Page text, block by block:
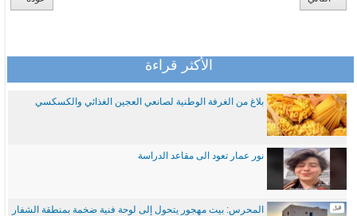
الأكثر قراءة
بلاغ من الغرفة الوطنية لصانعي العجين الغذائي والكسكسي
نور عمار تعود الى مقاعد الدراسة
المحرس: بيت مهجور يتحول إلى لوحة فنية ضخمة بمنطقة الشفار